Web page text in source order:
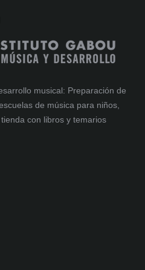
musical: Preparación de
de música para niños,
con libros y temarios